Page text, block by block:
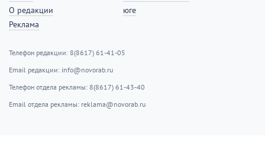
Сетевое издание «Новороссийский рабочий». Зарегистрировано в Федеральной
службе по надзору в сфере связи, информационных технологий и массовых
коммуникаций (Роскомнадзор). Регистрационный номер и дата принятия
решения о регистрации (выписка о регистрации СМИ): серия ЭЛ № ФС 77 –
83837 от 02.09.2022г.